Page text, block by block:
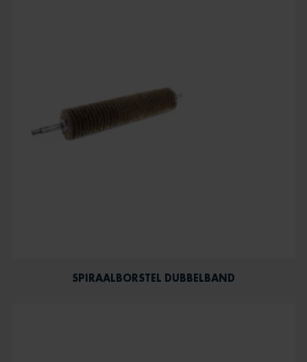
SPIRAALBORSTEL DUBBELBAND